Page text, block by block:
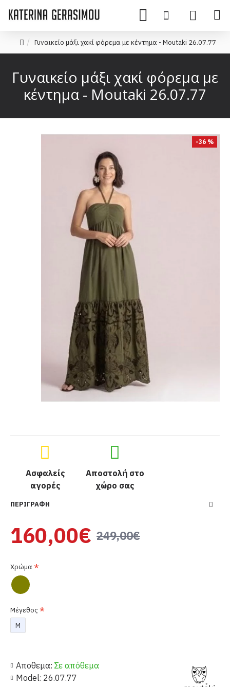
Γυναικείο μάξι χακί φόρεμα με κέντημα - Moutaki 26.07.77
Γυναικείο μάξι χακί φόρεμα με
κέντημα - Moutaki 26.07.77
-36 %
Ασφαλείς
αγορές
Αποστολή στο
χώρο σας
ΠΕΡΙΓΡΑΦΉ
Αποθεμα: Σε απόθεμα
Model: 26.07.77
160,00€ 249,00€
Χρώμα
Μέγεθος
M